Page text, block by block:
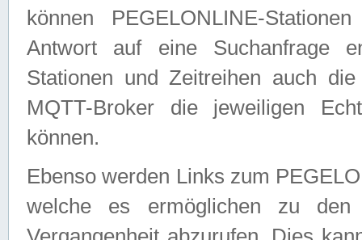
können PEGELONLINE-
Antwort auf eine Suchanfrage
Stationen und Zeitreihen auch
MQTT-Broker die jeweiligen
können.
Ebenso werden Links zum
welche es ermöglichen zu den